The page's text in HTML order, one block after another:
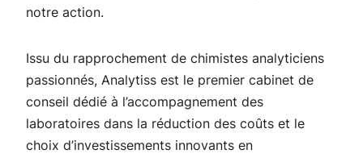
notre action.
Issu du rapprochement de chimistes analyticiens
passionnés, Analytiss est le premier cabinet de
conseil dédié à l’accompagnement des
laboratoires dans la réduction des coûts et le
choix d’investissements innovants en